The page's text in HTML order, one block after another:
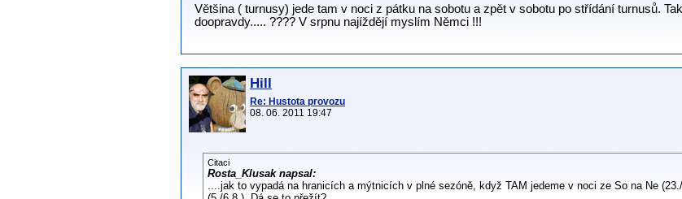
Většina ( turnusy) jede tam v noci z pátku na sobotu a zpět v sobotu po střídání turnusů.
doopravdy..... ???? V srpnu najíždějí myslím Němci !!!
Hill
Re: Hustota provozu
08. 06. 2011 19:47
Citaci
Rosta_Klusak napsal:
....jak to vypadá na hranicích a mýtnicích v plné sezóně, když TAM jedeme v noci ze So na Ne